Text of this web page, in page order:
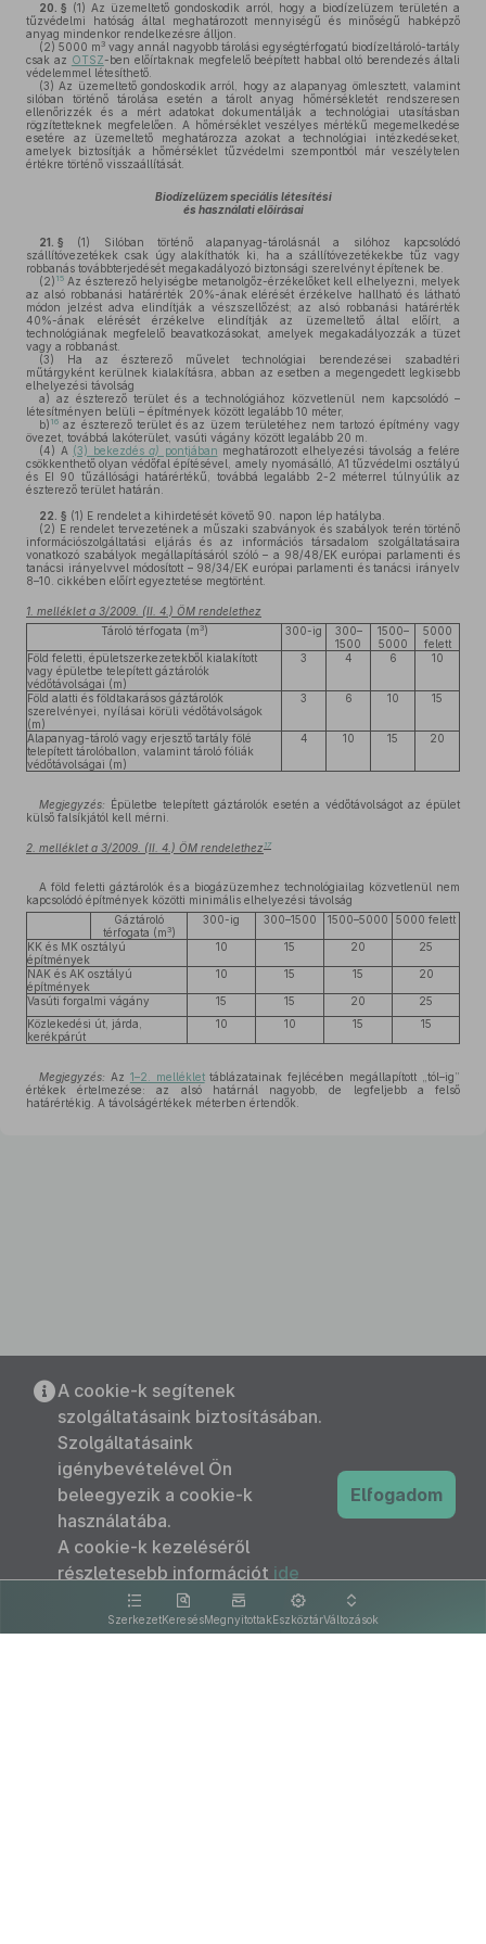
20. § (1) Az üzemeltető gondoskodik arról, hogy a biodízelüzem területén a
tűzvédelmi hatóság által meghatározott mennyiségű és minőségű habképző
anyag mindenkor rendelkezésre álljon.
(2) 5000 m 3 vagy annál nagyobb tárolási egységtérfogatú biodízeltároló-tartály
csak az OTSZ-ben előírtaknak megfelelő beépített habbal oltó berendezés általi
védelemmel létesíthető.
(3) Az üzemeltető gondoskodik arról, hogy az alapanyag ömlesztett, valamint
silóban történő tárolása esetén a tárolt anyag hőmérsékletét rendszeresen
ellenőrizzék és a mért adatokat dokumentálják a technológiai utasításban
rögzítetteknek megfelelően. A hőmérséklet veszélyes mértékű megemelkedése
esetére az üzemeltető meghatározza azokat a technológiai intézkedéseket,
amelyek biztosítják a hőmérséklet tűzvédelmi szempontból már veszélytelen
értékre történő visszaállítását.
Biodízelüzem speciális létesítési
és használati előírásai
21. § (1)
Silóban történő alapanyag-tárolásnál a silóhoz kapcsolódó
szállítóvezetékek csak úgy alakíthatók ki, ha a szállítóvezetékekbe tűz vagy
robbanás továbbterjedését megakadályozó biztonsági szerelvényt építenek be.
(2) 15 Az észterező helyiségbe metanolgőz-érzékelőket kell elhelyezni, melyek
az alsó robbanási határérték 20%-ának elérését érzékelve hallható és látható
módon jelzést adva elindítják a vészszellőzést; az alsó robbanási határérték
40%-ának elérését érzékelve elindítják az üzemeltető által előírt, a
technológiának megfelelő beavatkozásokat, amelyek megakadályozzák a tüzet
vagy a robbanást.
(3) Ha az észterező művelet technológiai berendezései szabadtéri
műtárgyként kerülnek kialakításra, abban az esetben a megengedett legkisebb
elhelyezési távolság
a) az észterező terület és a technológiához közvetlenül nem kapcsolódó –
létesítményen belüli – építmények között legalább 10 méter,
b) 16 az észterező terület és az üzem területéhez nem tartozó építmény vagy
övezet, továbbá lakóterület, vasúti vágány között legalább 20 m.
(4) A (3) bekezdés a) pontjában meghatározott elhelyezési távolság a felére
csökkenthető olyan védőfal építésével, amely nyomásálló, A1 tűzvédelmi osztályú
és EI 90 tűzállósági határértékű, továbbá legalább 2-2 méterrel túlnyúlik az
észterező terület határán.
22. § (1) E rendelet a kihirdetését követő 90. napon lép hatályba.
(2) E rendelet tervezetének a műszaki szabványok és szabályok terén történő
információszolgáltatási eljárás és az információs társadalom szolgáltatásaira
vonatkozó szabályok megállapításáról szóló – a 98/48/EK európai parlamenti és
tanácsi irányelvvel módosított – 98/34/EK európai parlamenti és tanácsi irányelv
8–10. cikkében előírt egyeztetése megtörtént.
1. melléklet a 3/2009. (II. 4.) ÖM rendelethez
Tároló térfogata (m 3) 300-ig
300–
1500
1500–
5000
5000
felett
Föld feletti, épületszerkezetekből kialakított
vagy épületbe telepített gáztárolók
védőtávolságai (m)
3 4 6 10
Föld alatti és földtakarásos gáztárolók
szerelvényei, nyílásai körüli védőtávolságok
(m)
3 6 10 15
Alapanyag-tároló vagy erjesztő tartály fölé
telepített tárolóballon, valamint tároló fóliák
védőtávolságai (m)
4 10 15 20
Megjegyzés: Épületbe telepített gáztárolók esetén a védőtávolságot az épület
külső falsíkjától kell mérni.
2. melléklet a 3/2009. (II. 4.) ÖM rendelethez 17
A föld feletti gáztárolók és a biogázüzemhez technológiailag közvetlenül nem
kapcsolódó építmények közötti minimális elhelyezési távolság
Gáztároló
térfogata (m 3)
300-ig 300–1500 1500–5000 5000 felett
KK és MK osztályú
építmények
10 15 20 25
NAK és AK osztályú
építmények
10 15 15 20
Vasúti forgalmi vágány 15 15 20
25
Közlekedési út, járda,
kerékpárút
10 10 15 15
Megjegyzés: Az 1–2. melléklettáblázatainak fejlécében megállapított „tól–ig”
értékek értelmezése: az alsó határnál nagyobb, de legfeljebb a felső
határértékig. A távolságértékek méterben értendők.
SzerkezetKeresésMegnyitottakEszköztárVáltozások
A cookie-k segítenek
szolgáltatásaink biztosításában.
Szolgáltatásaink
igénybevételével Ön
beleegyezik a cookie-k
használatába.
A cookie-k kezeléséről
részletesebb információt ide
kattintva olvashat.
Elfogadom